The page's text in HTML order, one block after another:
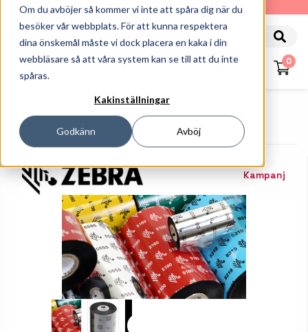
Om du avböjer så kommer vi inte att spåra dig när du
besöker vår webbplats. För att kunna respektera
dina önskemål måste vi dock placera en kaka i din
webbläsare så att våra system kan se till att du inte
spåras.
Kakinställningar
Godkänn Avböj
010-162 61 90
0
Etiketter Och Färgband
Färgband Zebra 3200 Performance Wax/Resin
Kampanj